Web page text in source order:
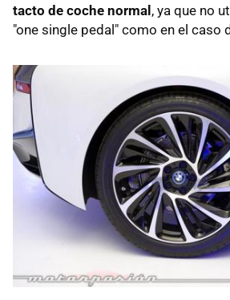
tacto de coche normal, ya que no
"one single pedal" como en el caso